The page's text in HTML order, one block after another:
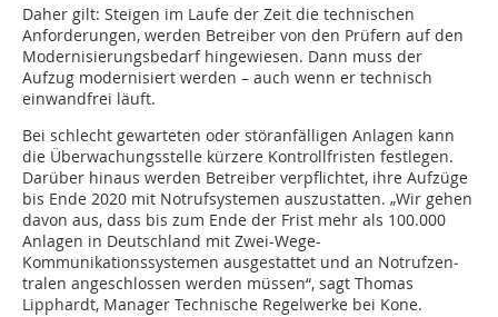
Daher gilt: Steigen im Laufe der Zeit die technischen
Anforderungen, werden Betreiber von den Prüfern auf den
Modernisierungsbedarf hingewiesen. Dann muss der
Aufzug modernisiert werden – auch wenn er technisch
einwandfrei läuft.
Bei schlecht gewarteten oder störanfälligen Anlagen kann
die Überwachungsstelle kürzere Kon­­trollfristen festlegen.
Darüber hinaus werden Betreiber verpflichtet, ihre Aufzüge
bis Ende 2020 mit Notrufsystemen auszustatten. „Wir gehen
davon aus, dass bis zum Ende der Frist mehr als 100.000
Anlagen in Deutschland mit Zwei-Wege-
Kommunikationssystemen ausgestattet und an Notrufzen­
tralen angeschlossen werden müs­­sen“, sagt Thomas
Lipphardt, Manager Technische Re­­­gelwerke bei Kone.